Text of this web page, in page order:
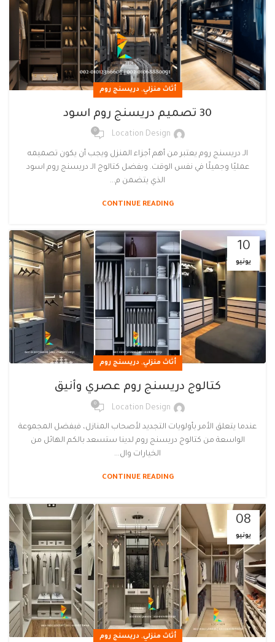
أثاث منزلي, دريسنج روم
30 تصميم دريسنج روم اسود
Location Design
0
الـ دريسنج روم يعتبر من أهم أجزاء المنزل ويجب أن يكون تصميمه
عمليًا وجميلًا في نفس الوقت. وبفضل كتالوج الـ دريسنج روم اسود
الذي يتضمن م...
CONTINUE READING
10
يونيو
أثاث منزلي, دريسنج روم
كتالوج دريسنج روم عصري وأنيق
Location Design
0
عندما يتعلق الأمر بأولويات التجديد لأصحاب المنازل، فبفضل المجموعة
الواسعة من كتالوج دريسنج روم لدينا ستسعد بالكم الهائل من
الخيارات وال...
CONTINUE READING
08
يونيو
أثاث منزلي, دريسنج روم